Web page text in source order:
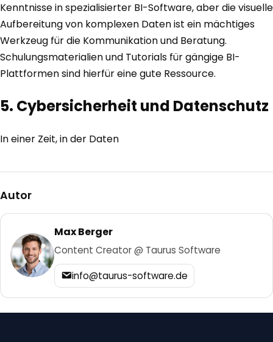
Kenntnisse in spezialisierter BI-Software, aber die visuelle
Aufbereitung von komplexen Daten ist ein mächtiges
Werkzeug für die Kommunikation und Beratung.
Schulungsmaterialien und Tutorials für gängige BI-
Plattformen sind hierfür eine gute Ressource.
5. Cybersicherheit und Datenschutz
In einer Zeit, in der Daten
Autor
Max Berger
Content Creator @ Taurus Software
info@taurus-software.de